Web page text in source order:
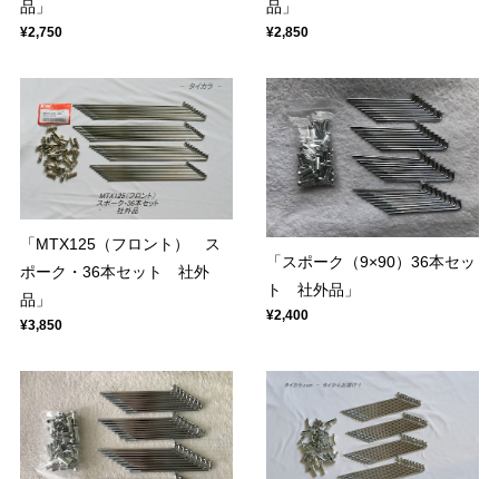
品」
¥2,750
品」
¥2,850
「MTX125（フロント） ス
ポーク・36本セット 社外
品」
¥3,850
「スポーク（9×90）36本セッ
ト 社外品」
¥2,400